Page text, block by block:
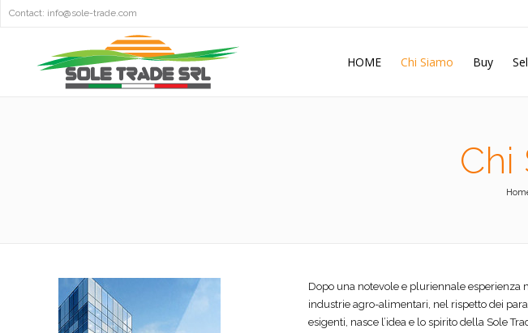
Contact: info@sole-trade.com
HOME Chi Siamo Buy
Chi
Dopo una notevole e pluriennale esperienza
industrie agro-alimentari, nel rispetto dei
esigenti, nasce l’idea e lo spirito della Sole